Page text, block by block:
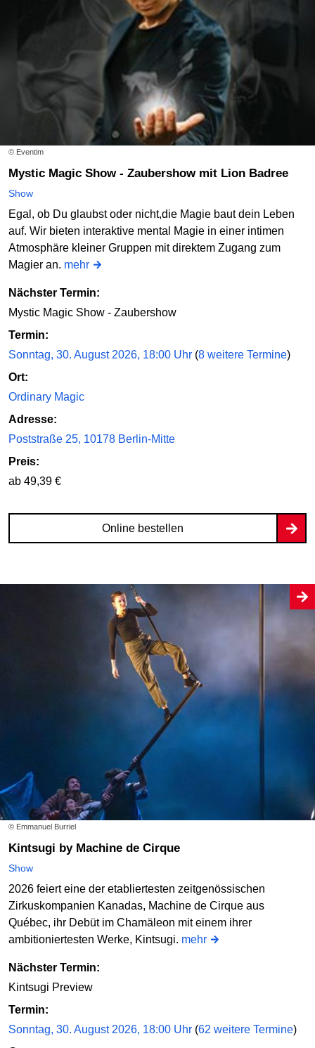
© Eventim
Mystic Magic Show - Zaubershow mit Lion Badree
Show
Egal, ob Du glaubst oder nicht,die Magie baut dein Leben
auf. Wir bieten interaktive mental Magie in einer intimen
Atmosphäre kleiner Gruppen mit direktem Zugang zum
Magier an. mehr
Nächster Termin:
Mystic Magic Show - Zaubershow
Termin:
Sonntag, 30. August 2026, 18:00 Uhr (8 weitere Termine)
Ort:
Ordinary Magic
Adresse:
Poststraße 25, 10178 Berlin-Mitte
Preis:
ab 49,39 €
Online bestellen
© Emmanuel Burriel
Kintsugi by Machine de Cirque
Show
2026 feiert eine der etabliertesten zeitgenössischen
Zirkuskompanien Kanadas, Machine de Cirque aus
Québec, ihr Debüt im Chamäleon mit einem ihrer
ambitioniertesten Werke, Kintsugi. mehr
Nächster Termin:
Kintsugi Preview
Termin:
Sonntag, 30. August 2026, 18:00 Uhr (62 weitere Termine)